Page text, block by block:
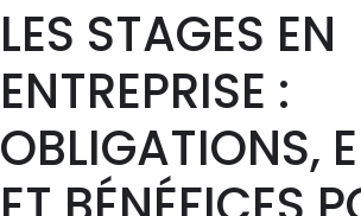
LES STAGES EN
ENTREPRISE :
OBLIGATIONS,